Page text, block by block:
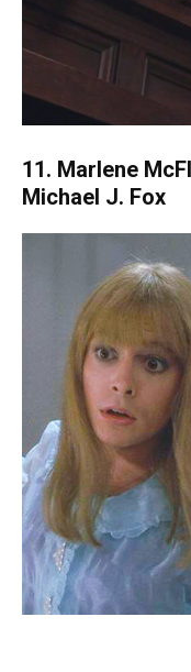
11. Marlene
Michael J. Fox